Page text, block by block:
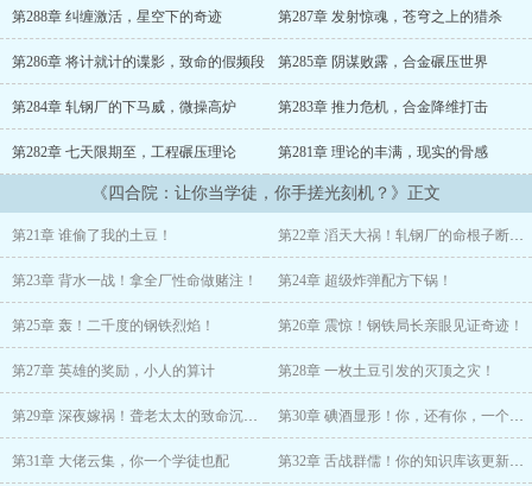
整个未来的工业科技树！
“秦淮茹，别演了，你那点小心思在我这儿比玻璃还透明！”
“贾张氏，再敢撒泼，我让你见识一下什么叫电疗！”
“傻柱，别挥你那拳头，小心我的高压电弧！”
当众禽还在为了一口棒子面打得头破血流时，李卫国已经在后院种出
了亩产万斤的超级土豆，在小屋里搞出了震惊整个时代的大发明！
禽兽们傻眼了：我们还在斗蛐蛐，李卫国已经开始科技强国了？
第288章 纠缠激活，星空下的奇迹 第287章 发射惊魂，苍穹之上的猎杀
第286章 将计就计的谍影，致命的假频段 第285章 阴谋败露，合金碾压世界
第284章 轧钢厂的下马威，微操高炉 第283章 推力危机，合金降维打击
第282章 七天限期至，工程碾压理论 第281章 理论的丰满，现实的骨感
《四合院：让你当学徒，你手搓光刻机？》正文
第21章 谁偷了我的土豆！ 第22章 滔天大祸！轧钢厂的命根子断了！
第23章 背水一战！拿全厂性命做赌注！ 第24章 超级炸弹配方下锅！
第25章 轰！二千度的钢铁烈焰！ 第26章 震惊！钢铁局长亲眼见证奇迹！
第27章 英雄的奖励，小人的算计 第28章 一枚土豆引发的灭顶之灾！
第29章 深夜嫁祸！聋老太太的致命沉默！ 第30章 碘酒显形！你，还有你，一个都跑
第31章 大佬云集，你一个学徒也配 第32章 舌战群儒！你的知识库该更新了！